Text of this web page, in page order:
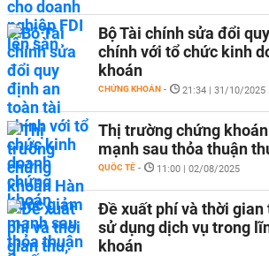
Bộ Tài chính sửa đổi
chính với tổ chức kinh
khoán
CHỨNG KHOÁN - 21:34 | 31/10/2025
Thị trường chứng
mạnh sau thỏa thuận
QUỐC TẾ - 11:00 | 02/08/2025
Đề xuất phí và thời gian
sử dụng dịch vụ trong
khoán